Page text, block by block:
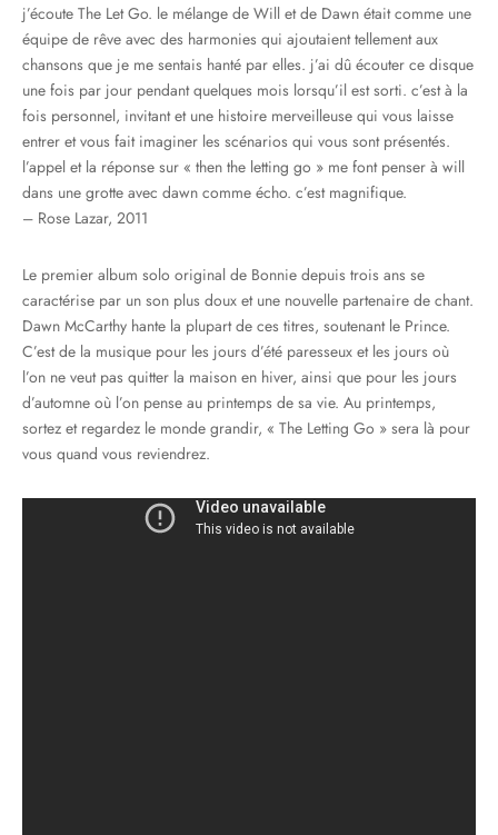
j’écoute The Let Go. le mélange de Will et de Dawn était comme une
équipe de rêve avec des harmonies qui ajoutaient tellement aux
chansons que je me sentais hanté par elles. j’ai dû écouter ce disque
une fois par jour pendant quelques mois lorsqu’il est sorti. c’est à la
fois personnel, invitant et une histoire merveilleuse qui vous laisse
entrer et vous fait imaginer les scénarios qui vous sont présentés.
l’appel et la réponse sur « then the letting go » me font penser à will
dans une grotte avec dawn comme écho. c’est magnifique.
– Rose Lazar, 2011
Le premier album solo original de Bonnie depuis trois ans se
caractérise par un son plus doux et une nouvelle partenaire de chant.
Dawn McCarthy hante la plupart de ces titres, soutenant le Prince.
C’est de la musique pour les jours d’été paresseux et les jours où
l’on ne veut pas quitter la maison en hiver, ainsi que pour les jours
d’automne où l’on pense au printemps de sa vie. Au printemps,
sortez et regardez le monde grandir, « The Letting Go » sera là pour
vous quand vous reviendrez.